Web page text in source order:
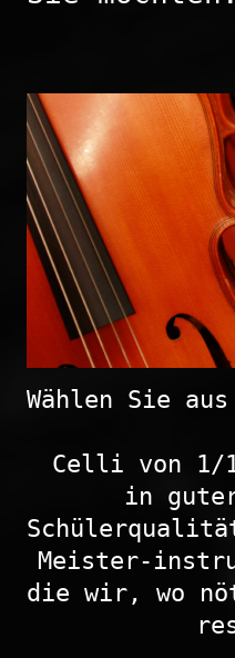
Wählen Sie
Celli von 1/
in
Meister-
die wir, wo